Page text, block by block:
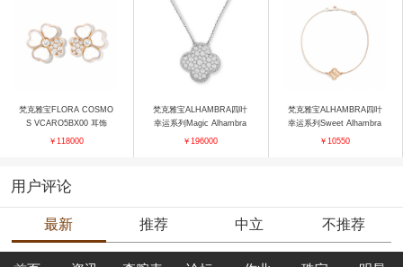
梵克雅宝FLORA COSMO
S VCARO5BX00 耳饰
￥118000
梵克雅宝ALHAMBRA四叶
幸运系列Magic Alhambra
VCARN9MS00 吊坠
￥196000
梵克雅宝ALHAMBRA四叶
幸运系列Sweet Alhambra
VCARN9T600 手镯
￥10550
用户评论
最新 推荐 中立 不推荐